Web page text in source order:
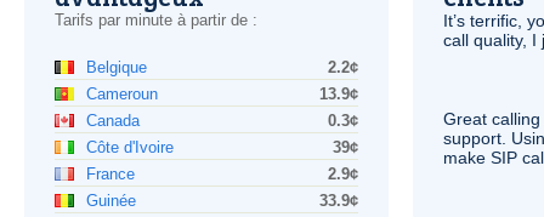
Tarifs par minute à partir de :
Belgique
2.2¢
Cameroun
13.9¢
Canada
0.3¢
Côte d'Ivoire
39¢
France
2.9¢
Guinée
33.9¢
It’s terrific,
call quality, I
Great
support.
make SIP